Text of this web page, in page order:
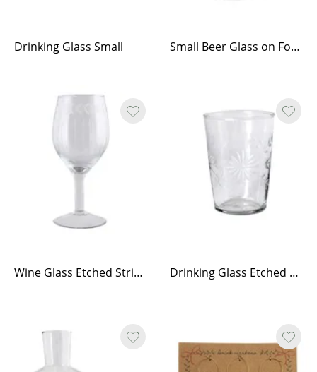
Drinking Glass Small Small Beer Glass on Fot Etched Stripe
Wine Glass Etched Stripe Flower Edge Drinking Glass Etched Floral